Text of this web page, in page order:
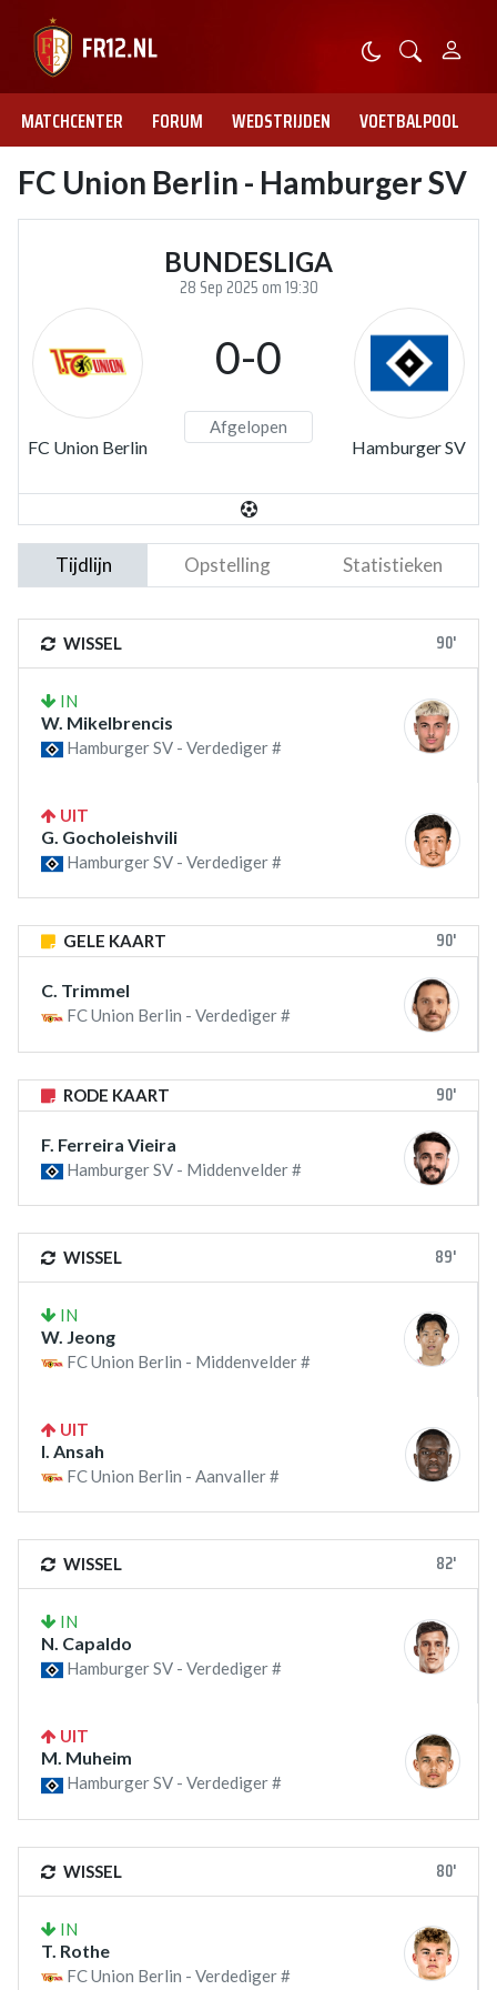
MATCHCENTER FORUM WEDSTRIJDEN VOETBALPOOL
FC Union Berlin - Hamburger SV
BUNDESLIGA
28 Sep 2025 om 19:30
FC Union Berlin
0-0
Afgelopen
Hamburger SV
Tijdlijn Opstelling Statistieken
WISSEL 90'
IN
W. Mikelbrencis
Hamburger SV - Verdediger #
UIT
G. Gocholeishvili
Hamburger SV - Verdediger #
GELE KAART 90'
C. Trimmel
FC Union Berlin - Verdediger #
RODE KAART 90'
F. Ferreira Vieira
Hamburger SV - Middenvelder #
WISSEL 89'
IN
W. Jeong
FC Union Berlin - Middenvelder #
UIT
I. Ansah
FC Union Berlin - Aanvaller #
WISSEL 82'
IN
N. Capaldo
Hamburger SV - Verdediger #
UIT
M. Muheim
Hamburger SV - Verdediger #
WISSEL 80'
IN
T. Rothe
FC Union Berlin - Verdediger #